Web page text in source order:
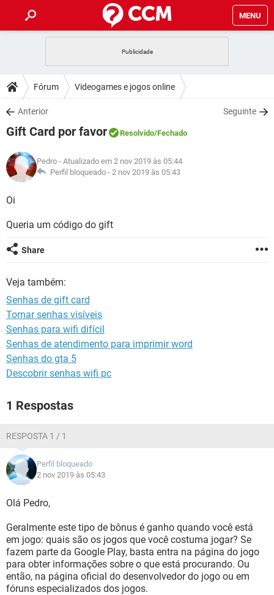
MENU
CELULAR FACEBOOK
OUTLOOK
INSTAGRAM GMAIL
GUIA DE COMPRAS
DICAS
JOGOS WHATSAPP
INSTAGRAM GMAIL
GUIA DE COMPRAS
DOWNLOADS
JOGOS WHATSAPP
CELULAR
OUTLOOK EXCEL
INSTAGRAM
JOGOS WHATSAPP
CELULAR
OUTLOOK
INSTAGRAM
GUIA DE COMPRAS
GLOSSÁRIO
JOGOS
INSTAGRAM
GUIA DE COMPRAS
Fórum Videogames e jogos online
Anterior Seguinte
Gift Card por favor Resolvido/Fechado
Pedro - Atualizado em 2 nov 2019 às 05:44
Perfil bloqueado - 2 nov 2019 às 05:43
Oi
Queria um código do gift
Share
Veja também:
Senhas de gift card
Tornar senhas visíveis
Senhas para wifi difícil
Senhas de atendimento para imprimir word
Senhas do gta 5
Descobrir senhas wifi pc
1 Respostas
RESPOSTA 1 / 1
Perfil bloqueado
2 nov 2019 às 05:43
Olá Pedro,
Geralmente este tipo de bônus é ganho quando você está
em jogo: quais são os jogos que você costuma jogar? Se
fazem parte da Google Play, basta entra na página do jogo
para obter informações sobre o que está procurando. Ou
então, na página oficial do desenvolvedor do jogo ou em
fóruns especializados dos jogos.